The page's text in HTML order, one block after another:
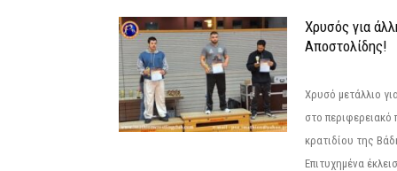
Χρυσός για
Αποστολίδης!
Χρυσό μετάλλιο
στο
κρατιδίου της
Επιτυχημένα